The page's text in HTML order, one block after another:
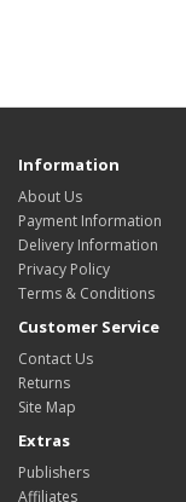
Information
About Us
Payment Information
Delivery Information
Privacy Policy
Terms & Conditions
Customer Service
Contact Us
Returns
Site Map
Extras
Publishers
Affiliates